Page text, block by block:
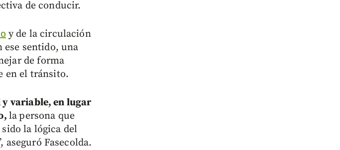
de conducir.
y de la circulación
ese sentido, una
de forma
en el tránsito.
variable, en lugar
lapersona que
la lógica del
aseguró Fasecolda.